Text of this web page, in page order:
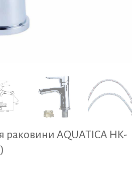
раковини AQUATICA HK-